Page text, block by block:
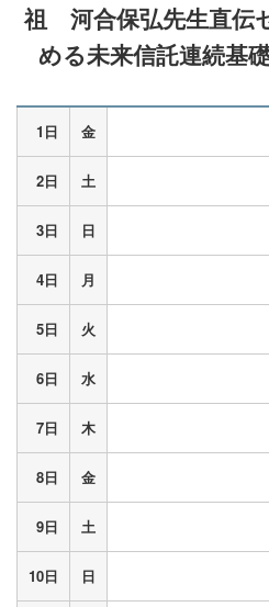
祖 河合保弘先生直伝
める未来信託連続基
1日 金
2日 土
3日 日
4日 月
5日 火
6日 水
7日 木
8日 金
9日 土
10日 日